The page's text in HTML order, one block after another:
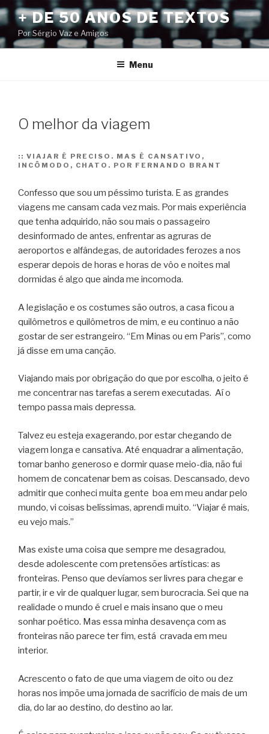
Pular
para
o
conteúdo
+ DE 50 ANOS DE TEXTOS
Por Sérgio Vaz e Amigos
Menu
O melhor da viagem
:: VIAJAR É PRECISO. MAS É CANSATIVO,
INCÔMODO, CHATO. POR FERNANDO BRANT
Confesso que sou um péssimo turista. E as grandes
viagens me cansam cada vez mais. Por mais experiência
que tenha adquirido, não sou mais o passageiro
desinformado de antes, enfrentar as agruras de
aeroportos e alfândegas, de autoridades ferozes a nos
esperar depois de horas e horas de vôo e noites mal
dormidas é algo que ainda me incomoda.
A legislação e os costumes são outros, a casa ficou a
quilômetros e quilômetros de mim, e eu continuo a não
gostar de ser estrangeiro. “Em Minas ou em Paris”, como
já disse em uma canção.
Viajando mais por obrigação do que por escolha, o jeito é
me concentrar nas tarefas a serem executadas. Aí o
tempo passa mais depressa.
Talvez eu esteja exagerando, por estar chegando de
viagem longa e cansativa. Até enquadrar a alimentação,
tomar banho generoso e dormir quase meio-dia, não fui
homem de concatenar bem as coisas. Descansado, devo
admitir que conheci muita gente boa em meu andar pelo
mundo, vi coisas belíssimas, aprendi muito. “Viajar é mais,
eu vejo mais.”
Mas existe uma coisa que sempre me desagradou,
desde adolescente com pretensões artísticas: as
fronteiras. Penso que devíamos ser livres para chegar e
partir, ir e vir de qualquer lugar, sem burocracia. Sei que na
realidade o mundo é cruel e mais insano que o meu
sonhar poético. Mas essa minha desavença com as
fronteiras não parece ter fim, está cravada em meu
interior.
Acrescento o fato de que uma viagem de oito ou dez
horas nos impõe uma jornada de sacrifício de mais de um
dia, do lar ao destino, do destino ao lar.